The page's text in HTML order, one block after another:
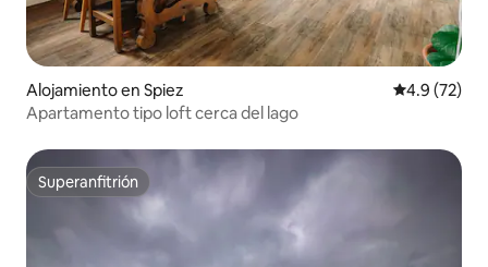
Alojamiento en Spiez Calificación
4.9 (72)
Apartamento tipo loft cerca del lago
Superanfitrión
Superanfitrión